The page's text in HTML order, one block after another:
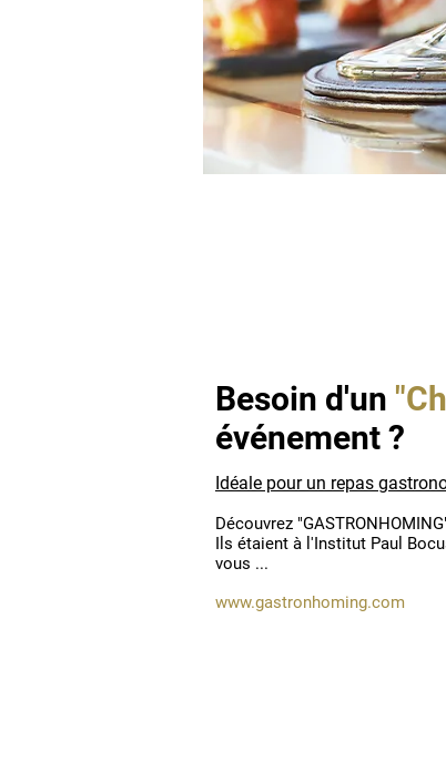
Besoin d'un
événement ?
Idéale pour un repas
Découvrez
Ils étaient à l'Institut Paul
vous ...
www.gastronhoming.com